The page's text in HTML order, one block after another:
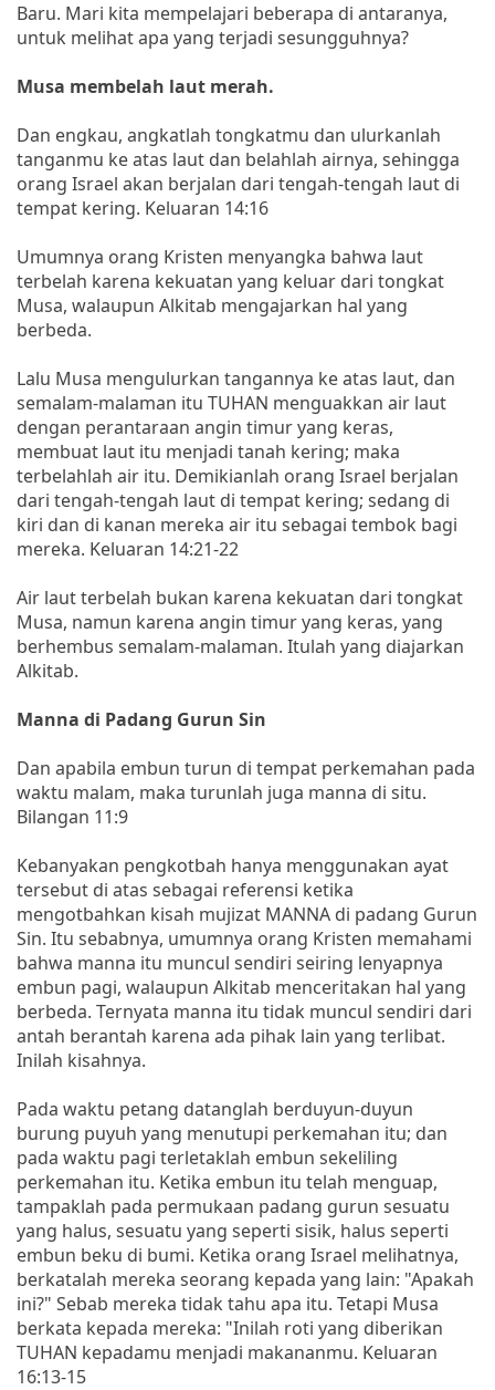
Baru. Mari kita mempelajari beberapa di antaranya,
untuk melihat apa yang terjadi sesungguhnya?
Musa membelah laut merah.
Dan engkau, angkatlah tongkatmu dan ulurkanlah
tanganmu ke atas laut dan belahlah airnya, sehingga
orang Israel akan berjalan dari tengah-tengah laut di
tempat kering. Keluaran 14:16
Umumnya orang Kristen menyangka bahwa laut
terbelah karena kekuatan yang keluar dari tongkat
Musa, walaupun Alkitab mengajarkan hal yang
berbeda.
Lalu Musa mengulurkan tangannya ke atas laut, dan
semalam-malaman itu TUHAN menguakkan air laut
dengan perantaraan angin timur yang keras,
membuat laut itu menjadi tanah kering; maka
terbelahlah air itu. Demikianlah orang Israel berjalan
dari tengah-tengah laut di tempat kering; sedang di
kiri dan di kanan mereka air itu sebagai tembok bagi
mereka. Keluaran 14:21-22
Air laut terbelah bukan karena kekuatan dari tongkat
Musa, namun karena angin timur yang keras, yang
berhembus semalam-malaman. Itulah yang diajarkan
Alkitab.
Manna di Padang Gurun Sin
Dan apabila embun turun di tempat perkemahan pada
waktu malam, maka turunlah juga manna di situ.
Bilangan 11:9
Kebanyakan pengkotbah hanya menggunakan ayat
tersebut di atas sebagai referensi ketika
mengotbahkan kisah mujizat MANNA di padang Gurun
Sin. Itu sebabnya, umumnya orang Kristen memahami
bahwa manna itu muncul sendiri seiring lenyapnya
embun pagi, walaupun Alkitab menceritakan hal yang
berbeda. Ternyata manna itu tidak muncul sendiri dari
antah berantah karena ada pihak lain yang terlibat.
Inilah kisahnya.
Pada waktu petang datanglah berduyun-duyun
burung puyuh yang menutupi perkemahan itu; dan
pada waktu pagi terletaklah embun sekeliling
perkemahan itu. Ketika embun itu telah menguap,
tampaklah pada permukaan padang gurun sesuatu
yang halus, sesuatu yang seperti sisik, halus seperti
embun beku di bumi. Ketika orang Israel melihatnya,
berkatalah mereka seorang kepada yang lain: "Apakah
ini?" Sebab mereka tidak tahu apa itu. Tetapi Musa
berkata kepada mereka: "Inilah roti yang diberikan
TUHAN kepadamu menjadi makananmu. Keluaran
16:13-15